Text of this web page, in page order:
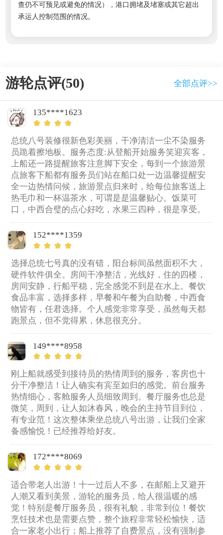
查仍不可预见或避免的情况），港口拥堵及堵塞或其它超出
承运人控制范围的情况。
游轮点评(50) 全部点评>>
135****1623
总统八号装修很新色彩美丽，干净清洁一尘不染服务
员跪着擦地板。服务态度:从登船开始服务笑迎宾客，
上船还一路提醒旅客注意脚下安全，每到一个旅游景
点旅客下船都有服务员们站在船口处一边温馨提醒安
全一边热情问候，旅游景点归来时，给每位旅客送上
热毛巾和一杯温茶水，可谓是是温馨贴心。饭菜可
口，中西合璧的点心好吃，水果三四种，很是享受。
152****1359
选择总统七号真的没有错，阳台标间虽然面积不大，
硬件软件俱全。房间干净整洁，光线好，住的四楼，
房间安静，行船平稳，完全感觉不到是在水上。餐饮
食品丰富，选择多样，早餐和午餐为自助餐，中西食
物皆有，任君选择。个人感觉非常享受，虽然每天都
跑景点，但不觉得累，休息很充分。
149****8958
刚上船就感受到接待员的热情周到的服务，客房也十
分干净整洁！让人确实有宾至如归的感觉。前台服务
热情细心，客舱服务人员细致周到。餐厅服务也总是
微笑，周到，让人如沐春风，晚会的主持节目到位，
有专业范！这次整体乘坐总统八号出游，让我们全家
备感愉悦！已经推荐给好友。
172****8069
适合带老人出游！十一过后人不多，在邮船上又避开
人潮又看到美景，游轮的服务员，给人很温暖的感
觉！特别是餐厅服务员，很有礼貌，非常到位！餐饮
烹饪技术也是需要点赞，整个旅程非常轻松愉快，适
合一家老小出行；船上推荐了自费景点，没有强制参